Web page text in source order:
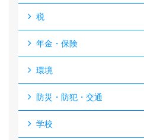
税
年金・保険
環境
防災・防犯・交通
学校